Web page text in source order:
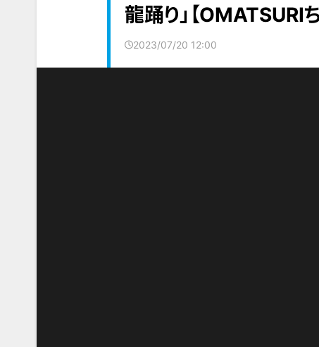
龍踊り」【OMATSURIち
2023/07/20 12:00